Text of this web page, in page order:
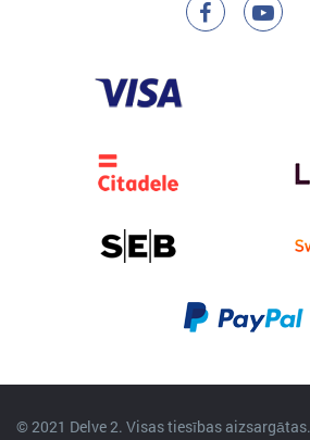
© 2021 Delve 2. Visas tiesības aizsargātas.